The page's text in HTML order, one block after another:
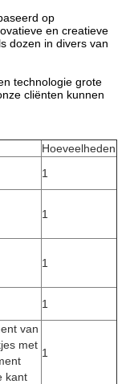
op
en creatieve
dozen in divers van
technologie grote
cliënten kunnen
Hoeveelheden
1
1
1
1
van
met
kant
1